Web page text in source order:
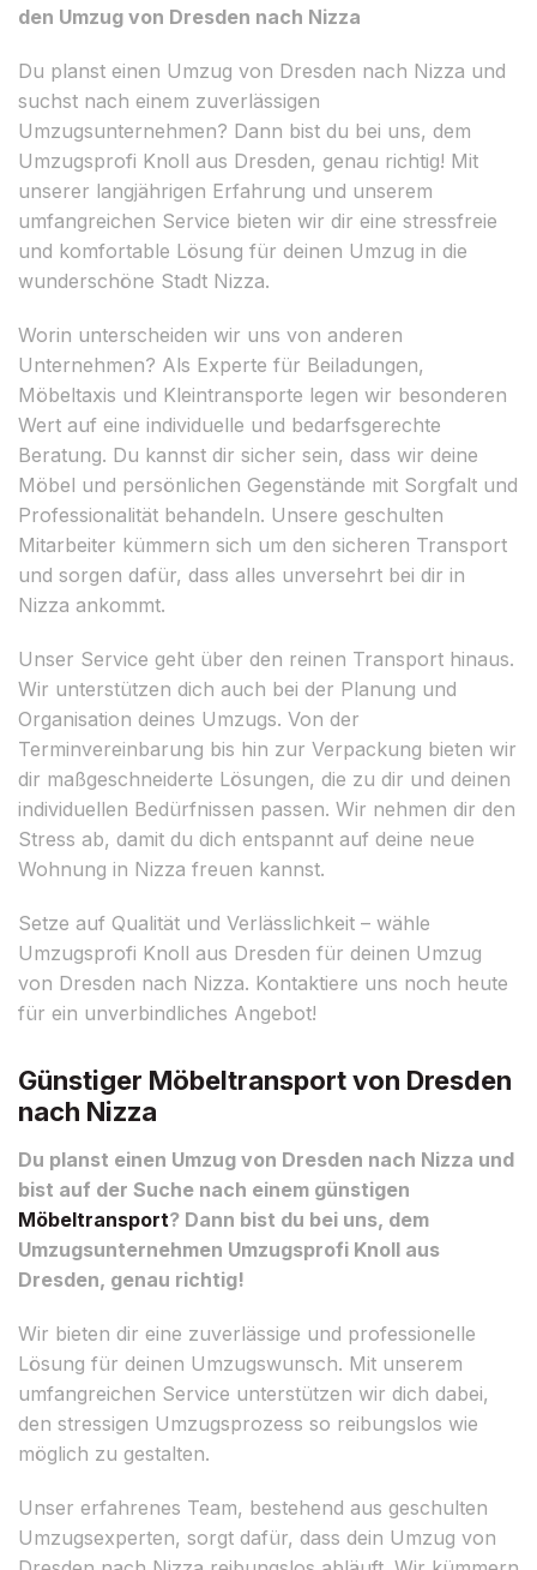
den Umzug von Dresden nach Nizza
Du planst einen Umzug von Dresden nach Nizza und
suchst nach einem zuverlässigen
Umzugsunternehmen? Dann bist du bei uns, dem
Umzugsprofi Knoll aus Dresden, genau richtig! Mit
unserer langjährigen Erfahrung und unserem
umfangreichen Service bieten wir dir eine stressfreie
und komfortable Lösung für deinen Umzug in die
wunderschöne Stadt Nizza.
Worin unterscheiden wir uns von anderen
Unternehmen? Als Experte für Beiladungen,
Möbeltaxis und Kleintransporte legen wir besonderen
Wert auf eine individuelle und bedarfsgerechte
Beratung. Du kannst dir sicher sein, dass wir deine
Möbel und persönlichen Gegenstände mit Sorgfalt und
Professionalität behandeln. Unsere geschulten
Mitarbeiter kümmern sich um den sicheren Transport
und sorgen dafür, dass alles unversehrt bei dir in
Nizza ankommt.
Unser Service geht über den reinen Transport hinaus.
Wir unterstützen dich auch bei der Planung und
Organisation deines Umzugs. Von der
Terminvereinbarung bis hin zur Verpackung bieten wir
dir maßgeschneiderte Lösungen, die zu dir und deinen
individuellen Bedürfnissen passen. Wir nehmen dir den
Stress ab, damit du dich entspannt auf deine neue
Wohnung in Nizza freuen kannst.
Setze auf Qualität und Verlässlichkeit – wähle
Umzugsprofi Knoll aus Dresden für deinen Umzug
von Dresden nach Nizza. Kontaktiere uns noch heute
für ein unverbindliches Angebot!
Günstiger Möbeltransport von Dresden
nach Nizza
Du planst einen Umzug von Dresden nach Nizza und
bist auf der Suche nach einem günstigen
Möbeltransport? Dann bist du bei uns, dem
Umzugsunternehmen Umzugsprofi Knoll aus
Dresden, genau richtig!
Wir bieten dir eine zuverlässige und professionelle
Lösung für deinen Umzugswunsch. Mit unserem
umfangreichen Service unterstützen wir dich dabei,
den stressigen Umzugsprozess so reibungslos wie
möglich zu gestalten.
Unser erfahrenes Team, bestehend aus geschulten
Umzugsexperten, sorgt dafür, dass dein Umzug von